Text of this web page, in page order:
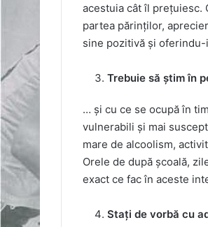
acestuia cât îl prețuiesc.
partea părinților,
sine pozitivă și
Trebuie să știm în
… și cu ce se ocupă în
vulnerabili și mai
mare de alcoolism,
Orele de după școală,
exact ce fac în aceste
Stați de vorbă cu